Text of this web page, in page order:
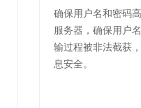
确保用户名和密码
服务器，确保用户
输过程被非法截获
息安全。